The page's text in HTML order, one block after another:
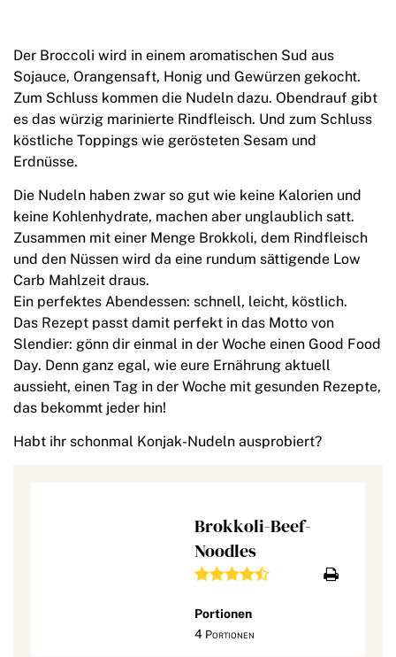
Der Broccoli wird in einem aromatischen Sud aus
Sojauce, Orangensaft, Honig und Gewürzen gekocht.
Zum Schluss kommen die Nudeln dazu. Obendrauf gibt
es das würzig marinierte Rindfleisch. Und zum Schluss
köstliche Toppings wie gerösteten Sesam und
Erdnüsse.
Die Nudeln haben zwar so gut wie keine Kalorien und
keine Kohlenhydrate, machen aber unglaublich satt.
Zusammen mit einer Menge Brokkoli, dem Rindfleisch
und den Nüssen wird da eine rundum sättigende Low
Carb Mahlzeit draus.
Ein perfektes Abendessen: schnell, leicht, köstlich.
Das Rezept passt damit perfekt in das Motto von
Slendier: gönn dir einmal in der Woche einen Good Food
Day. Denn ganz egal, wie eure Ernährung aktuell
aussieht, einen Tag in der Woche mit gesunden Rezepte,
das bekommt jeder hin!
Habt ihr schonmal Konjak-Nudeln ausprobiert?
Brokkoli-Beef-
Noodles
Portionen
4 Portionen